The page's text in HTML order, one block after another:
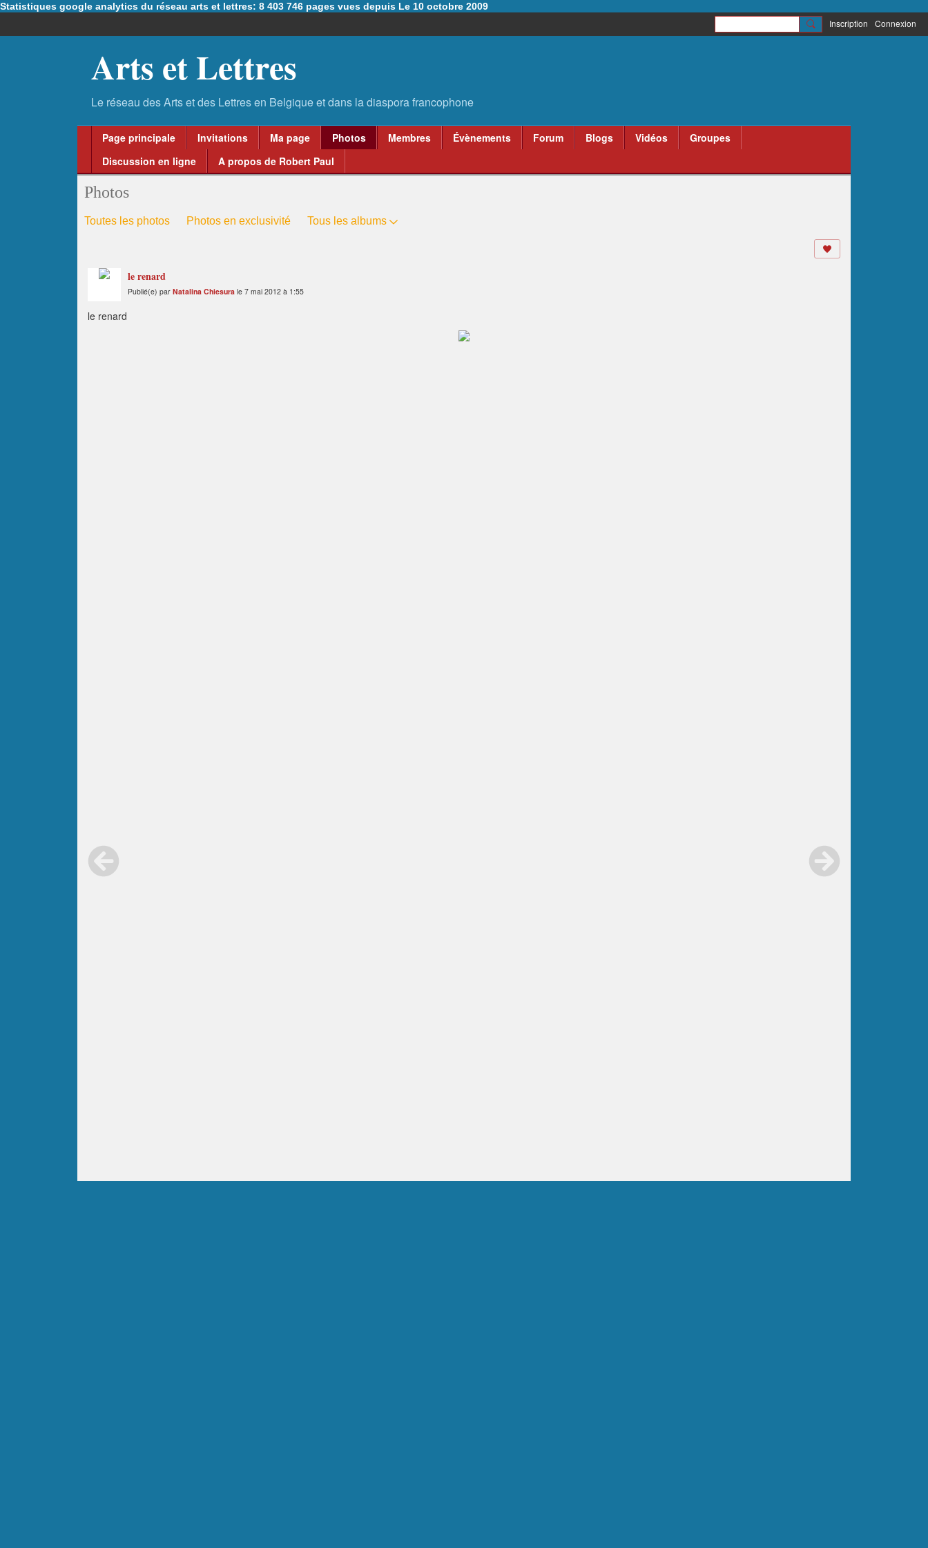
Statistiques google analytics du réseau arts et lettres: 8 403 746 pages vues depuis Le 10 octobre 2009
Inscription Connexion
Arts et Lettres
Page principale Invitations Ma page Photos Membres Évènements Forum Blogs Vidéos
Groupes
Discussion en ligne
A propos de Robert Paul
Photos
Toutes les photos Photos en exclusivité Tous les albums
le renard
Publié(e) par Natalina Chiesura le 7 mai 2012 à 1:55
le renard